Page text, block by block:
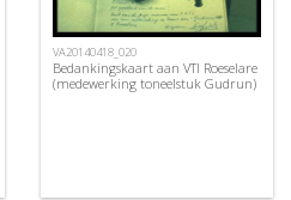
VA20140418_020
Bedankingskaart aan VTI Roeselare
(medewerking toneelstuk Gudrun)